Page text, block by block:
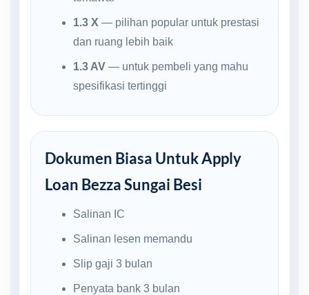
1.3 X — pilihan popular untuk prestasi
dan ruang lebih baik
1.3 AV— untuk pembeli yang mahu
spesifikasi tertinggi
Dokumen Biasa Untuk Apply
Loan Bezza Sungai Besi
Salinan IC
Salinan lesen memandu
Slip gaji 3 bulan
Penyata bank 3 bulan